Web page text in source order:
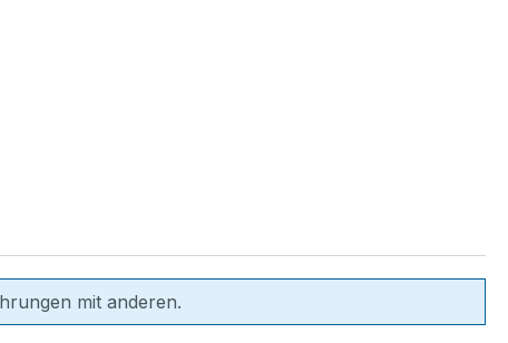
mit anderen.